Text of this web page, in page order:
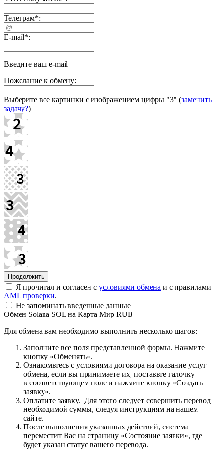
Телеграм*:
E-mail*:
Введите ваш e-mail
Пожелание к обмену:
Выберите все картинки с изображением цифры "3" (заменить
задачу?)
Я прочитал и согласен с условиями обмена и с правилами
AML проверки.
Не запоминать введенные данные
Обмен Solana SOL на Карта Мир RUB
Для обмена вам необходимо выполнить несколько шагов:
Заполните все поля представленной формы. Нажмите
кнопку «Обменять».
Ознакомьтесь с условиями договора на оказание услуг
обмена, если вы принимаете их, поставьте галочку
в соответствующем поле и нажмите кнопку «Создать
заявку».
Оплатите заявку. Для этого следует совершить перевод
необходимой суммы, следуя инструкциям на нашем
сайте.
После выполнения указанных действий, система
переместит Вас на страницу «Состояние заявки», где
будет указан статус вашего перевода.